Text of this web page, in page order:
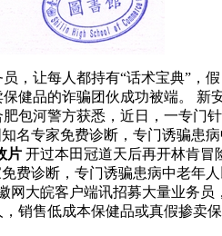
，让每人都持有“话术宝典”
健品的诈骗团伙成功被端。
河警方获悉，近日，一专门
名专家免费诊断，专门诱骗
片 开过本田冠道天后再开林肯冒
费诊断，专门诱骗患病中老
网大皖客户端讯招募大量业务
销售低成本保健品或真假掺卖